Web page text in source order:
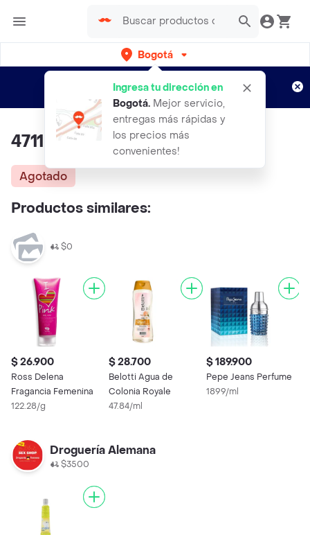
Bogotá
Ingresa tu dirección en
Bogotá. Mejor servicio,
entregas más rápidas y
los precios más
convenientes!
envíos gratis por semanas
Aplican TyC
4711 Colonia Original Unisex
Agotado
Productos similares:
$0
$ 26.900
Ross Delena
Fragancia Femenina
122.28/g
$ 28.700
Belotti Agua de
Colonia Royale
47.84/ml
$ 189.900
Pepe Jeans Perfume
1899/ml
Droguería Alemana
$3500